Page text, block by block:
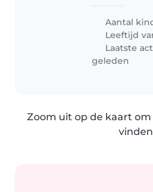
Aantal
Leeftijd
Laatste
geleden
Zoom uit op de kaart